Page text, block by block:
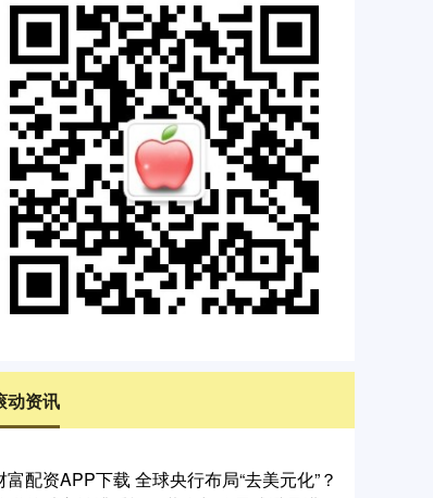
动资讯
富配资APP下载 全球央行布局“去美元化”？